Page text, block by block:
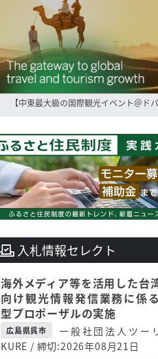
【中東最大級の国際観光イベント＠ドバ
入札情報セレクト
海外メディア等を活用した台
向け観光情報発信業務に係
型プロポーザルの実施
広島県呉市
一般社団法人ツー
KURE / 締切:2026年08月21日